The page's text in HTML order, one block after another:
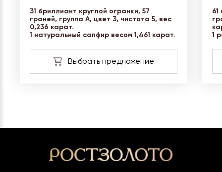
31 бриллиант круглой огранки, 57
граней, группа А, цвет 3, чистота 5, вес
0,236 карат.
1 натуральный сапфир весом 1,461 карат.
1